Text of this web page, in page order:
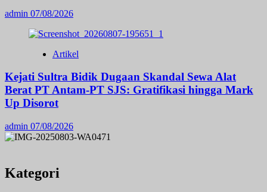
admin 07/08/2026
Artikel
Kejati Sultra Bidik Dugaan Skandal Sewa Alat
Berat PT Antam-PT SJS: Gratifikasi hingga Mark
Up Disorot
admin 07/08/2026
Kategori